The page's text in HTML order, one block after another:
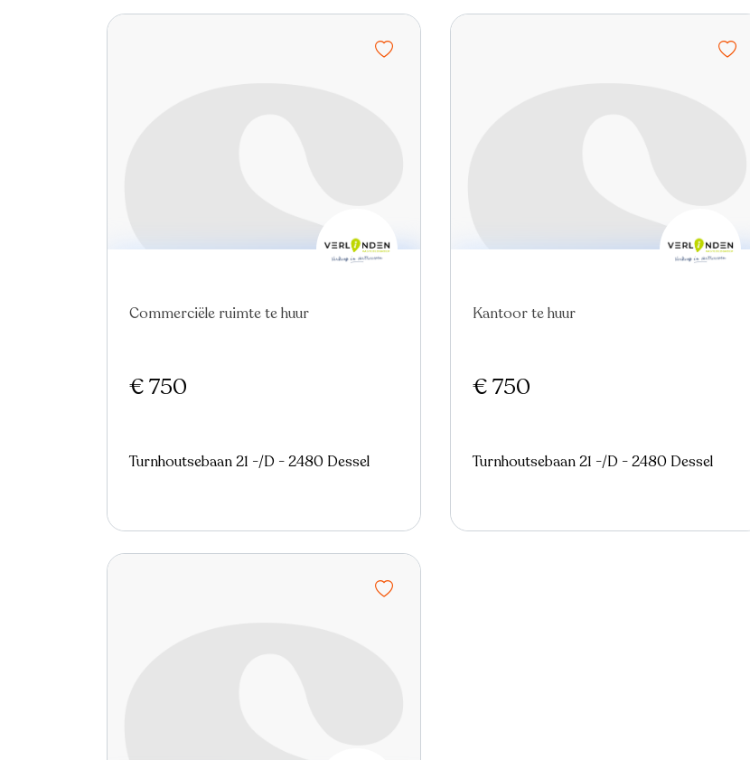
Commerciële ruimte te huur
€ 750
Turnhoutsebaan 21 -/D - 2480 Dessel
Kantoor te huur
€ 750
Turnhoutsebaan 21 -/D - 2480 Dessel